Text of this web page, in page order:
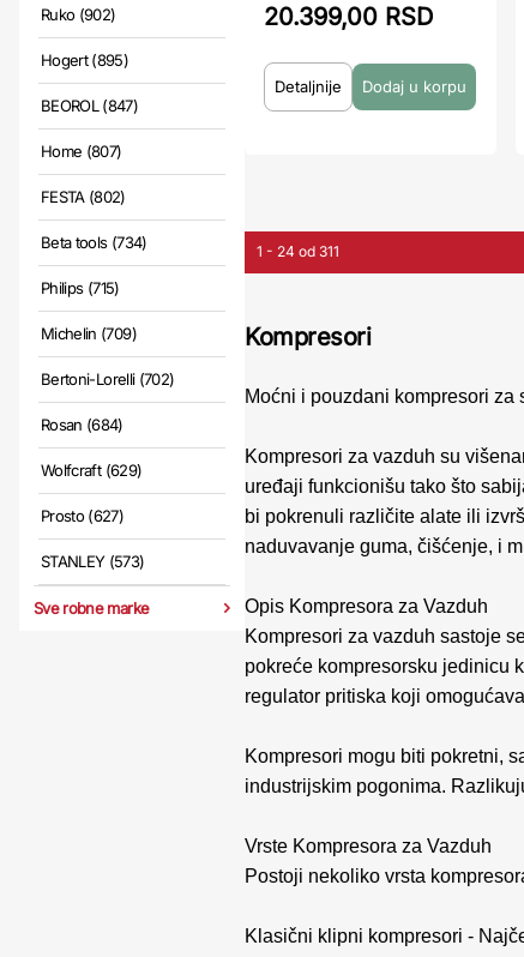
Ruko (902)
Hogert (895)
BEOROL (847)
Home (807)
FESTA (802)
Beta tools (734)
Philips (715)
Michelin (709)
Bertoni-Lorelli (702)
Rosan (684)
Wolfcraft (629)
Prosto (627)
STANLEY (573)
Sve robne marke
20.399,00 RSD
Detaljnije
1 - 24 od 311
Kompresori
Moćni i pouzdani kompresori
Kompresori za vazduh su
uređaji funkcionišu tako što
bi pokrenuli različite alate ili
naduvavanje guma, čišćenje, i
Opis Kompresora za Vazduh
Kompresori za vazduh sastoje
pokreće kompresorsku jedinicu
regulator pritiska koji
Kompresori mogu biti pokretni,
industrijskim pogonima.
Vrste Kompresora za Vazduh
Postoji nekoliko vrsta
Klasični klipni kompresori -